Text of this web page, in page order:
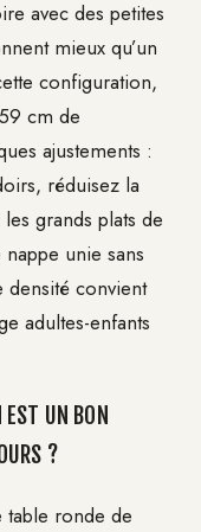
avec des petites
mieux qu’un
configuration,
cm de
ajustements :
réduisez la
grands plats de
unie sans
densité convient
adultes-enfants
UN BON
?
table ronde de